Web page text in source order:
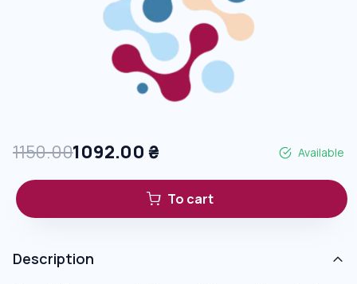
1150.001092.00 ₴ Available
To cart
Description